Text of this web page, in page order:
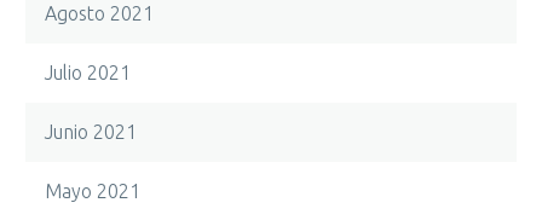
Agosto 2021
Julio 2021
Junio 2021
Mayo 2021